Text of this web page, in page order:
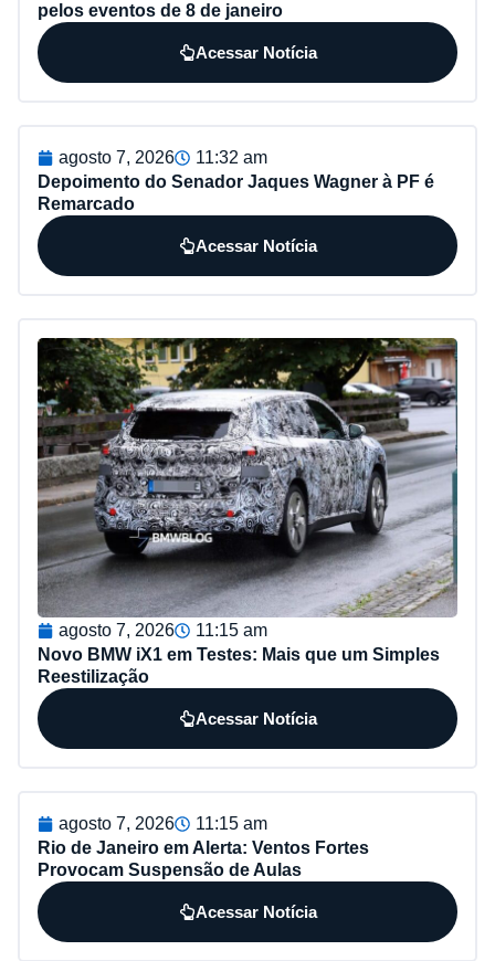
pelos eventos de 8 de janeiro
Acessar Notícia
agosto 7, 2026
11:32 am
Depoimento do Senador Jaques Wagner à PF é
Remarcado
Acessar Notícia
agosto 7, 2026
11:15 am
Novo BMW iX1 em Testes: Mais que um Simples
Reestilização
Acessar Notícia
agosto 7, 2026
11:15 am
Rio de Janeiro em Alerta: Ventos Fortes
Provocam Suspensão de Aulas
Acessar Notícia